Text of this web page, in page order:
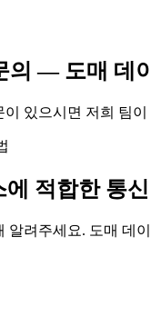
의 — 도매 데
있으시면 저희 팀
적합한 통
알려주세요. 도매 데